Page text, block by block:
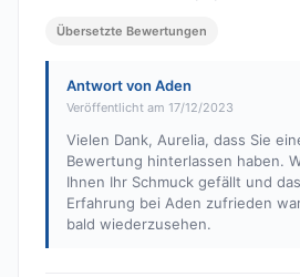
Übersetzte Bewertungen
Antwort von Aden
Veröffentlicht am 17/12/2023
Vielen Dank, Aurelia, dass Sie
Bewertung hinterlassen haben.
Ihnen Ihr Schmuck gefällt und
Erfahrung bei Aden zufrieden
bald wiederzusehen.